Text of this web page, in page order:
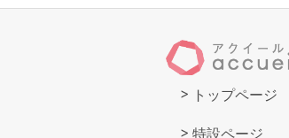
トップページ
特設ページ